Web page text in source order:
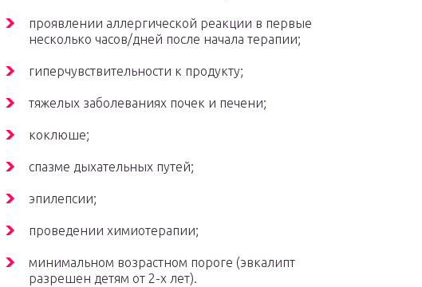
проявлении аллергической реакции в первые
несколько часов/дней после начала терапии;
гиперчувствительности к продукту;
тяжелых заболеваниях почек и печени;
коклюше;
спазме дыхательных путей;
эпилепсии;
проведении химиотерапии;
минимальном возрастном пороге (эвкалипт
разрешен детям от 2-х лет).